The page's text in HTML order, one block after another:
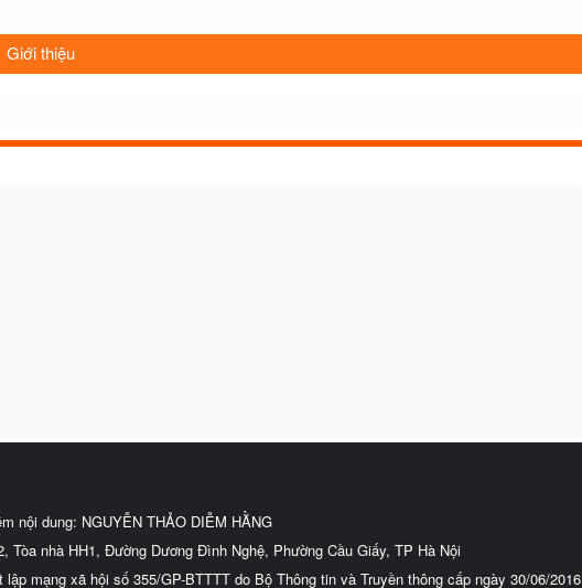
Giới thiệu
nội dung: NGUYỄN THẢO DIỄM HẰNG
Tòa nhà HH1, Đường Dương Đình Nghệ, Phường Cầu Giấy, TP Hà Nội
lập mạng xã hội số 355/GP-BTTTT do Bộ Thông tin và Truyền thông cấp ngày 30/06/2016